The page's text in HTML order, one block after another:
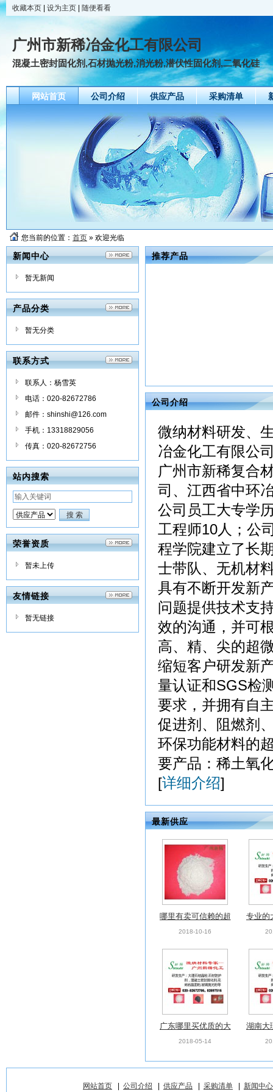
收藏本页 设为主页 随便看看
广州市新稀冶金化工有限公司
混凝土密封固化剂,石材抛光粉,消光粉,潜伏性固化剂,二氧化硅
网站首页 公司介绍 供应产品 采购清单
您当前的位置： 首页 » 欢迎光临
新闻中心
暂无新闻
产品分类
暂无分类
联系方式
联系人：杨雪英
电话：020-82672786
邮件：shinshi@126.com
手机：13318829056
传真：020-82672756
站内搜索
荣誉资质
暂未上传
友情链接
暂无链接
推荐产品
公司介绍
微纳材料研发、
冶金化工有限公
广州市新稀复合
司、江西省中环
公司员工大专学
工程师10人；公
程学院建立了长
士带队、无机材
具有不断开发新
问题提供技术支
效的沟通，并可
高、精、尖的超
缩短客户研发新
量认证和SGS检
要求，并拥有自
促进剂、阻燃剂
环保功能材料的
要产品：稀土氧
[详细介绍]
最新供应
哪里有卖可信赖的超
微细低钠活性氢氧化
铝_出售超微细低钠
活性氢氧化铝
2018-10-16
专业的
光粉_
大
广东哪里买优质的大
理石结晶粉 ，专业
2018-05-14
湖南大
粉——
网站首页 公司介绍 供应产品 采购清单 新闻中心